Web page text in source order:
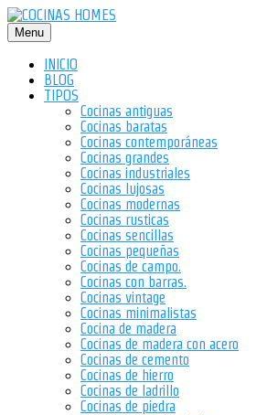
Saltar
al
contenido
Menu
INICIO
BLOG
TIPOS
Cocinas antiguas
Cocinas baratas
Cocinas contemporáneas
Cocinas grandes
Cocinas industriales
Cocinas lujosas
Cocinas modernas
Cocinas rusticas
Cocinas sencillas
Cocinas pequeñas
Cocinas de campo.
Cocinas con barras.
Cocinas vintage
Cocinas minimalistas
Cocina de madera
Cocinas de madera con acero
Cocinas de cemento
Cocinas de hierro
Cocinas de ladrillo
Cocinas de piedra